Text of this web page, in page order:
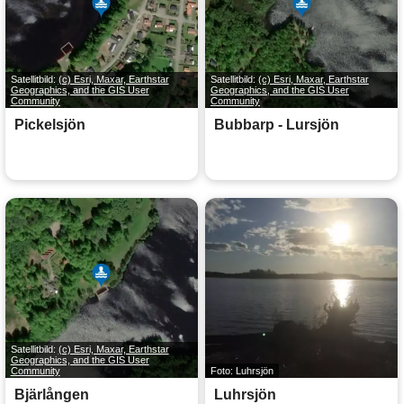
Satellitbild: (c) Esri, Maxar, Earthstar
Geographics, and the GIS User
Community
Pickelsjön
Satellitbild: (c) Esri, Maxar, Earthstar
Geographics, and the GIS User
Community
Bubbarp - Lursjön
Satellitbild: (c) Esri, Maxar, Earthstar
Geographics, and the GIS User
Community
Bjärlången
Foto: Luhrsjön
Luhrsjön